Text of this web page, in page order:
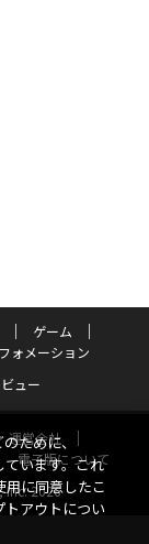
ゲーム
ォメーション
ュー
運営会社
電子版について
Inc. 2026
ために、
ています。これ
用に同意したこ
トアウトについ